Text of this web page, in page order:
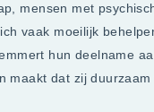
mensen met
vaak moeilijk
hun deelname
dat zij duurzaam